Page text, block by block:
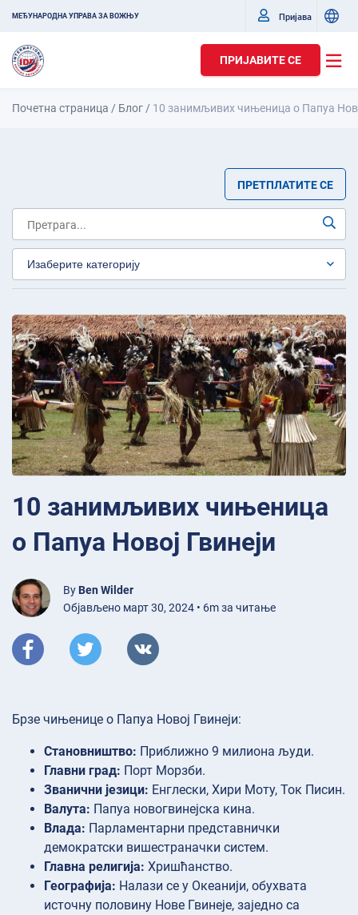
МЕЂУНАРОДНА УПРАВА ЗА ВОЖЊУ Пријава
ПРИЈАВИТЕ СЕ
Почетна страница / Блог / 10 занимљивих чињеница о Папуа
ПРЕТПЛАТИТЕ СЕ
10 занимљивих чињеница
о Папуа Новој Гвинеји
By Ben Wilder
Објављено март 30, 2024 • 6m за читање
Брзе чињенице о Папуа Новој Гвинеји:
Становништво: Приближно 9 милиона људи.
Главни град: Порт Морзби.
Званични језици: Енглески, Хири Моту, Ток Писин.
Валута: Папуа новогвинејска кина.
Влада: Парламентарни представнички
демократски вишестраначки систем.
Главна религија: Хришћанство.
Географија: Налази се у Океанији, обухвата
источну половину Нове Гвинеје, заједно са